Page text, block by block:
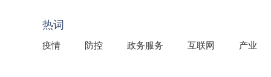
热词
疫情 防控 政务服务 互联网 产业